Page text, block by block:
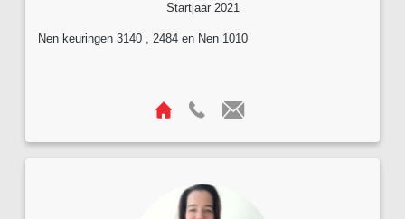
Startjaar 2021
Nen keuringen 3140 , 2484 en Nen 1010